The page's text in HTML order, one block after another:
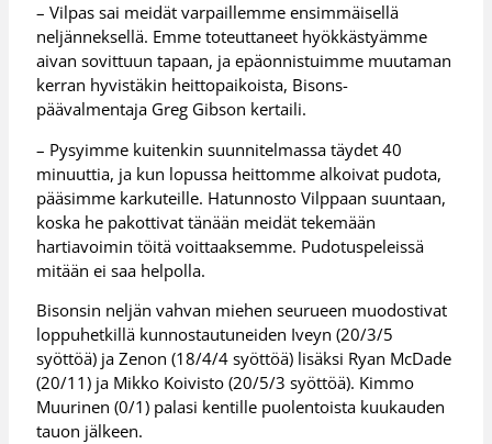
– Vilpas sai meidät varpaillemme ensimmäisellä
neljänneksellä. Emme toteuttaneet hyökkästyämme
aivan sovittuun tapaan, ja epäonnistuimme muutaman
kerran hyvistäkin heittopaikoista, Bisons-
päävalmentaja Greg Gibson kertaili.
– Pysyimme kuitenkin suunnitelmassa täydet 40
minuuttia, ja kun lopussa heittomme alkoivat pudota,
pääsimme karkuteille. Hatunnosto Vilppaan suuntaan,
koska he pakottivat tänään meidät tekemään
hartiavoimin töitä voittaaksemme. Pudotuspeleissä
mitään ei saa helpolla.
Bisonsin neljän vahvan miehen seurueen muodostivat
loppuhetkillä kunnostautuneiden Iveyn (20/3/5
syöttöä) ja Zenon (18/4/4 syöttöä) lisäksi Ryan McDade
(20/11) ja Mikko Koivisto (20/5/3 syöttöä). Kimmo
Muurinen (0/1) palasi kentille puolentoista kuukauden
tauon jälkeen.